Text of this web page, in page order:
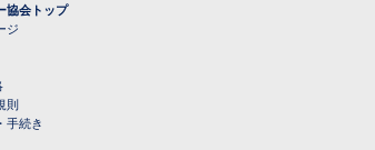
協会トップ
ジ
則
手続き